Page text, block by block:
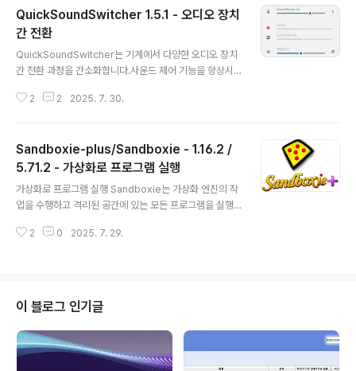
QuickSoundSwitcher 1.5.1 - 오디오 장치
간 전환
QuickSoundSwitcher는 기계에서 다양한 오디오 장치
간 전환 과정을 간소화합니다.사운드 제어 기능을 향상시
운 설정 메뉴를 통해 오디오 출력을 변경하는 대신 버튼 하
애플리케이션은 오디오 설정에 빠르게 액세스하여 오디오
를 듣는 방식을 변경하고 싶을 때마다 시간과 번거로움을
절약하여 전체 오디오 환경을 개선합니다.전통적인 인터페
이스 없음퀵사운드 스위처는 기존의 사용자 인터페이스 없
즉, 긴 설치 과정을 거치지 않고 애플리케이션을 실행하기
2 2 2025. 7. 30.
Sandboxie-plus/Sandboxie - 1.16.2 /
5.71.2 - 가상화로 프로그램 실행
가상화로 프로그램 실행 Sandboxie는 가상화 엔진의 작
업을 수행하고 격리된 공간에 있는 모든 프로그램을 실행
습니다. 변경 사항이 감지되면 프로그램이 반응하고 격리
정되는 경우에도 자유롭게 사용할 수 있습니다.모든 쿠키,
임시 파일 및 검색 기록은 샌드박스 내에 갇혀 있습니다. 그
리고 마지막 이점은 레지스트리가 너무 빨리 복잡해지지
않아 재시작 후 모든 것이 지워지지 않는다는 점입니다.이
응용 프로그램은 컴퓨터에 해를 입힐 염려없이 새 응용 프
2 0 2025. 7. 29.
이 블로그 인기글